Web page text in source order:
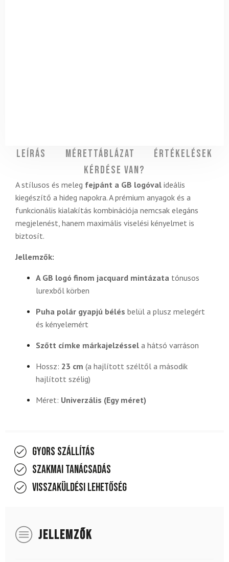
Leírás Mérettáblázat
Értékelések
Kérdése van?
A stílusos és meleg fejpánt a GB logóval ideális
kiegészítő a hideg napokra. A prémium anyagok és a
funkcionális kialakítás kombinációja nemcsak elegáns
megjelenést, hanem maximális viselési kényelmet is
biztosít.
Jellemzők:
A GB logó finom jacquard mintázata tónusos
lurexből körben
Puha polár gyapjú bélés belül a plusz melegért
és kényelemért
Szőtt címke márkajelzéssel a hátsó varráson
Hossz: 23 cm (a hajlított széltől a második
hajlított szélig)
Méret: Univerzális (Egy méret)
Gyors szállítás
Szakmai tanácsadás
Visszaküldési lehetőség
JELLEMZŐK